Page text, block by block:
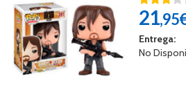
21
Entrega:
No